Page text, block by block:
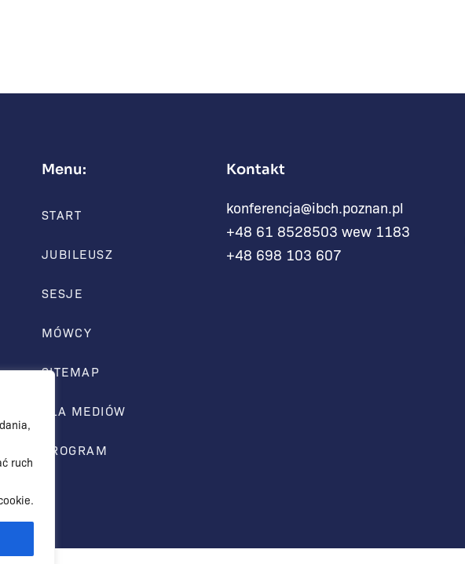
ruch
Menu:
START
JUBILEUSZ
SESJE
MÓWCY
SITEMAP
DLA MEDIÓW
PROGRAM
Kontakt
konferencja@ibch.poznan.pl
+48 61 8528503 wew 1183
+48 698 103 607